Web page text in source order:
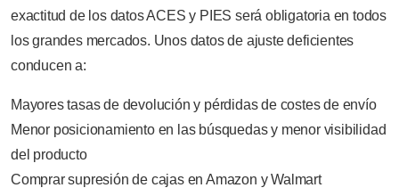
exactitud de los datos ACES y PIES será obligatoria en todos
los grandes mercados. Unos datos de ajuste deficientes
conducen a:
Mayores tasas de devolución y pérdidas de costes de envío
Menor posicionamiento en las búsquedas y menor visibilidad
del producto
Comprar supresión de cajas en Amazon y Walmart